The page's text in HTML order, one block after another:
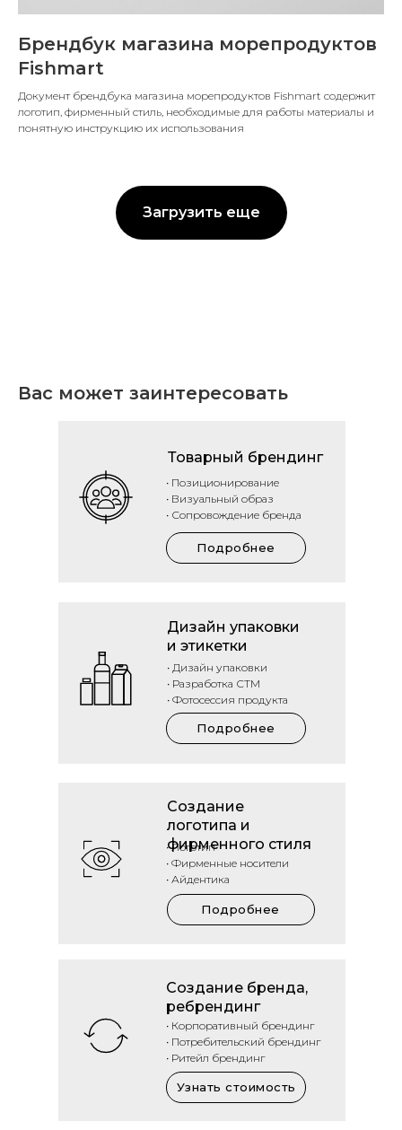
Брендбук магазина морепродуктов
Fishmart
Документ брендбука магазина морепродуктов Fishmart содержит
логотип, фирменный стиль, необходимые для работы материалы и
понятную инструкцию их использования
Загрузить еще
Вас может заинтересовать
Подробнее
Товарный брендинг
Дизайн упаковки
и этикетки
• Дизайн упаковки
• Разработка СТМ
• Фотосессия продукта
Создание
логотипа и
фирменного стиля
Подробнее
Подробнее
• Позиционирование
• Визуальный образ
• Сопровождение бренда
• Логотип
• Фирменные носители
• Айдентика
Узнать стоимость
Создание бренда,
ребрендинг
• Корпоративный брендинг
• Потребительский брендинг
• Ритейл брендинг